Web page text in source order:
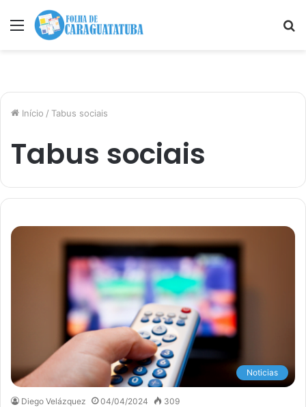
Menu
Início / Tabus sociais
Tabus sociais
Noticias
Diego Velázquez 04/04/2024 309